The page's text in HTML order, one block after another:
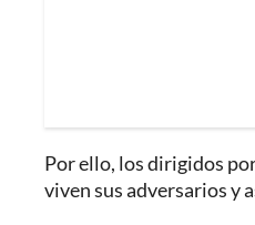
Por ello, los dirigidos
viven sus adversarios y